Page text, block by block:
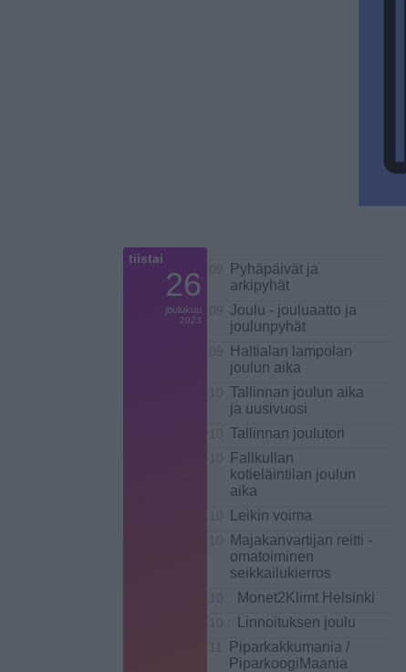
tiistai
26
joulukuu
2023
Pyhäpäivät ja
arkipyhät
Joulu - jouluaatto ja
joulunpyhät
Haltialan lampolan
joulun aika
Tallinnan joulun aika
ja uusivuosi
Tallinnan joulutori
Fallkullan
kotieläintilan joulun
aika
Leikin voima
Majakanvartijan reitti -
omatoiminen
seikkailukierros
Monet2Klimt Helsinki
Linnoituksen joulu
Piparkakkumania /
PiparkoogiMaania